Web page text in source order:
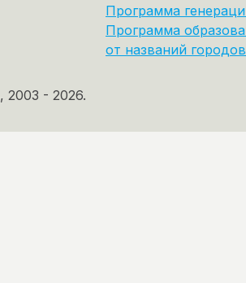
Программа
Программа
от названий
, 2003 - 2026.